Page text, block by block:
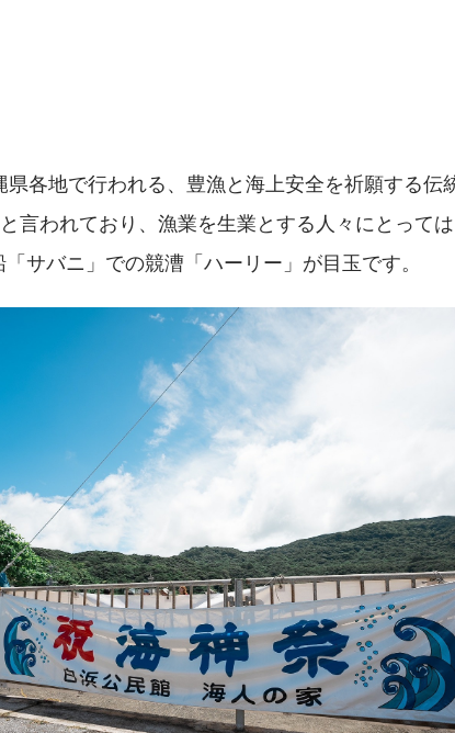
各地で行われる、豊漁と海上安全を祈願する伝
言われており、漁業を生業とする人々にとって
サバニ」での競漕「ハーリー」が目玉です。